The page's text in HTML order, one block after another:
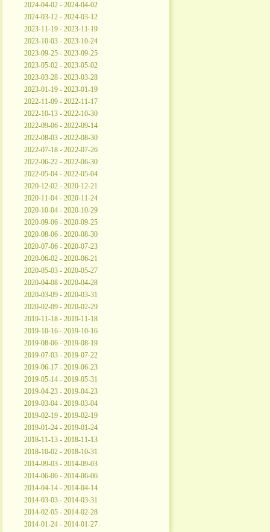
2024-04-02 - 2024-04-02
2024-03-12 - 2024-03-12
2023-11-19 - 2023-11-19
2023-10-03 - 2023-10-24
2023-09-25 - 2023-09-25
2023-05-02 - 2023-05-02
2023-03-28 - 2023-03-28
2023-01-19 - 2023-01-19
2022-11-09 - 2022-11-17
2022-10-13 - 2022-10-30
2022-09-06 - 2022-09-14
2022-08-03 - 2022-08-30
2022-07-18 - 2022-07-26
2022-06-22 - 2022-06-30
2022-05-04 - 2022-05-04
2020-12-02 - 2020-12-21
2020-11-04 - 2020-11-24
2020-10-04 - 2020-10-29
2020-09-06 - 2020-09-25
2020-08-06 - 2020-08-30
2020-07-06 - 2020-07-23
2020-06-02 - 2020-06-21
2020-05-03 - 2020-05-27
2020-04-08 - 2020-04-28
2020-03-09 - 2020-03-31
2020-02-09 - 2020-02-29
2019-11-18 - 2019-11-18
2019-10-16 - 2019-10-16
2019-08-06 - 2019-08-19
2019-07-03 - 2019-07-22
2019-06-17 - 2019-06-23
2019-05-14 - 2019-05-31
2019-04-23 - 2019-04-23
2019-03-04 - 2019-03-04
2019-02-19 - 2019-02-19
2019-01-24 - 2019-01-24
2018-11-13 - 2018-11-13
2018-10-02 - 2018-10-31
2014-09-03 - 2014-09-03
2014-06-06 - 2014-06-06
2014-04-14 - 2014-04-14
2014-03-03 - 2014-03-31
2014-02-05 - 2014-02-28
2014-01-24 - 2014-01-27